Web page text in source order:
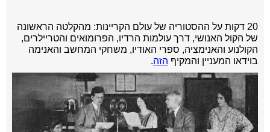
20 דקות על ההסטוריה של עולם הקריינות: מהקלטה הראשונה
של הקול האנושי, דרך עולמות הרדיו, הפרומואים והטריילרים,
הקולנוע והאנימציה, ספרי האודיו, משחקי המחשב והאנימה
בוידאו המעניין והמקיף הזה.